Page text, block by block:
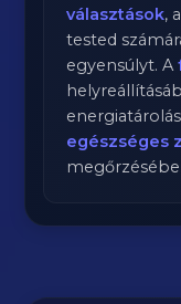
választások,
tested
egyensúlyt. A
egészséges